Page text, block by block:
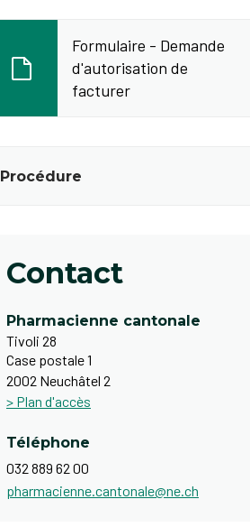
Formulaire - Demande
d'autorisation de
facturer
Procédure
Contact
Pharmacienne cantonale
Tivoli 28
Case postale 1
2002 Neuchâtel 2
> Plan d'accès
Téléphone
032 889 62 00
pharmacienne.cantonale@ne.ch